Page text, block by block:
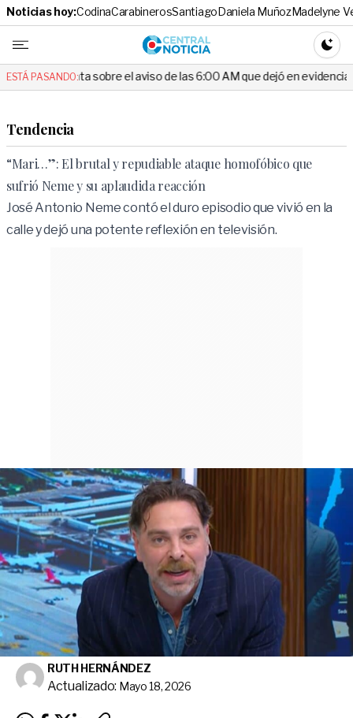
Noticias hoy:CodinaCarabinerosSantiagoDaniela MuñozMadelyne
Central
ESTÁ PASANDO:
sobre el aviso de las 6:00 AM que dejó en evidencia al Delegado
Tendencia
“Mari…”: El brutal y repudiable ataque homofóbico que
sufrió Neme y su aplaudida reacción
José Antonio Neme contó el duro episodio que vivió en la
calle y dejó una potente reflexión en televisión.
RUTH HERNÁNDEZ
Actualizado: Mayo 18, 2026